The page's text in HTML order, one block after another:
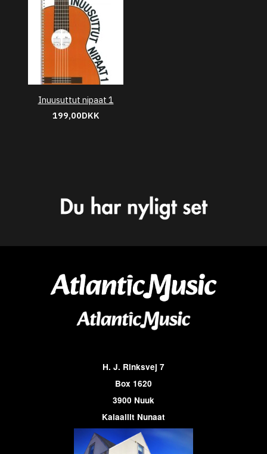
Inuusuttut nipaat 1
199,00DKK
H. J. Rinksvej 7
Box 1620
3900 Nuuk
Kalaallit Nunaat